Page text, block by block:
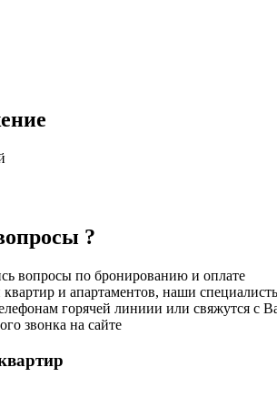
?
вопросы по бронированию и оплате
и апартаментов, наши
горячей линиии или свяжутся с
звонка на сайте